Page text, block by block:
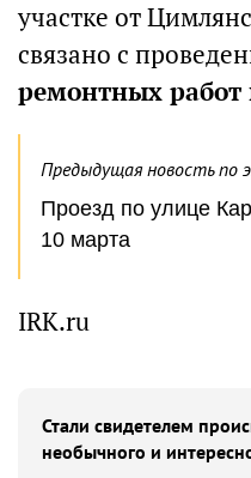
участке от
связано с
ремонтных работ
Предыдущая новость по
Проезд по улице
10 марта
IRK.ru
Стали свидетелем
необычного и